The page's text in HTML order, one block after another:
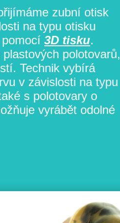
zubní otisk
na typu otisku
3D tisku.
polotovarů,
Technik vybírá
v závislosti na typu
s polotovary o
vyrábět odolné